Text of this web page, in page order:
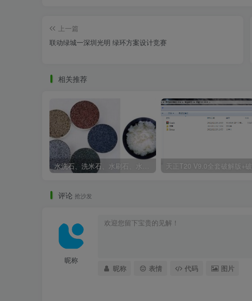
水舞台.jpg
上一篇
联动绿城一深圳光明 绿环方案设计竞赛
相关推荐
水洗石、洗米石、水刷石、水磨石、胶粘石傻傻分不清楚
评论 抢沙发
昵称
昵称 表情 代码 图片